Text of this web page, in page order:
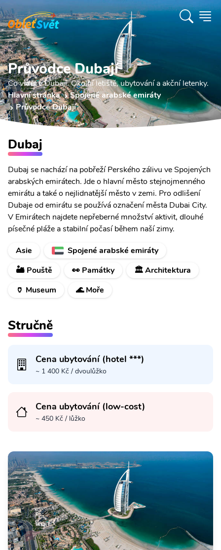
Průvodce Dubají
Co vidět v Dubaji. Okolní letiště, ubytování a akční letenky.
Hlavní stránka
Spojené arabské emiráty
Průvodce Dubají
Dubaj
Dubaj se nachází na pobřeží Perského zálivu ve Spojených
arabských emirátech. Jde o hlavní město stejnojmenného
emirátu a také o nejlidnatější město v zemi. Pro odlišení
Dubaje od emirátu se používá označení města Dubai City.
V Emirátech najdete nepřeberné množství aktivit, dlouhé
písečné pláže a stabilní počasí během naší zimy.
Asie
Spojené arabské emiráty
🏜️ Pouště
👀 Památky
🏛️ Architektura
🏺 Museum
🌊 Moře
Stručně
Cena ubytování (hotel ***)
~ 1 400 Kč / dvoulůžko
Cena ubytování (low-cost)
~ 450 Kč / lůžko